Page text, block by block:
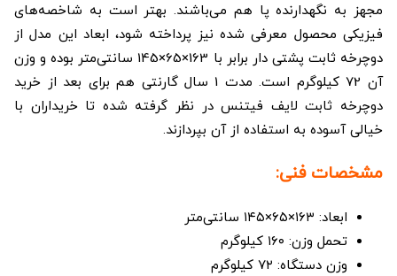
مجهز به نگهدارنده پا هم می‌باشند. بهتر است به شاخصه‌های
فیزیکی محصول معرفی شده نیز پرداخته شود، ابعاد این مدل از
دوچرخه ثابت پشتی دار برابر با 163×65×145 سانتی‌متر بوده و وزن
آن 72 کیلوگرم است. مدت 1 سال گارنتی هم برای بعد از خرید
دوچرخه ثابت لایف فیتنس در نظر گرفته شده تا خریداران با
خیالی آسوده به استفاده از آن بپردازند.
مشخصات فنی:
ابعاد: ۱۶۳×۶۵×۱۴۵ سانتی‌متر
تحمل وزن: ۱۶۰ کیلوگرم
وزن دستگاه: ۷۲ کیلوگرم